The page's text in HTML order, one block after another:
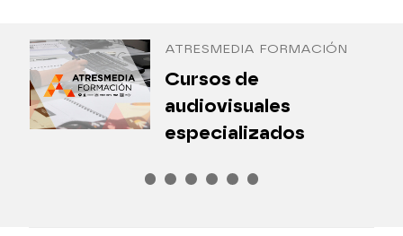
ATRESMEDIA FORMACIÓN
Cursos de
audiovisuales
especializados